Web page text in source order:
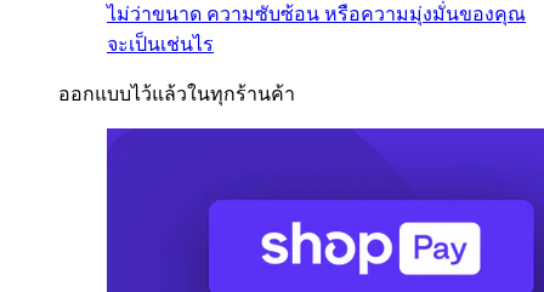
ไม่ว่าขนาด ความซับซ้อน หรือความมุ่งมั่นของคุณ
จะเป็นเช่นไร
ออกแบบไว้แล้วในทุกร้านค้า